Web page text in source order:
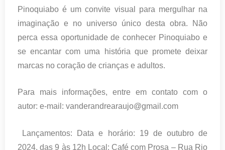
Pinoquiabo é um convite visual para mergulhar na
imaginação e no universo único desta obra. Não
perca essa oportunidade de conhecer Pinoquiabo e
se encantar com uma história que promete deixar
marcas no coração de crianças e adultos.
Para mais informações, entre em contato com o
autor: e-mail: vanderandrearaujo@gmail.com
Lançamentos: Data e horário: 19 de outubro de
2024, das 9 às 12h Local: Café com Prosa – Rua Rio